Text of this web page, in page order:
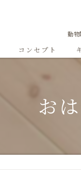
動
コンセプト
お